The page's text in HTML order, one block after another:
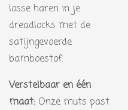
losse haren in je
dreadlocks met de
satijngevoerde
bamboestof.
Verstelbaar en één
maat: Onze muts past